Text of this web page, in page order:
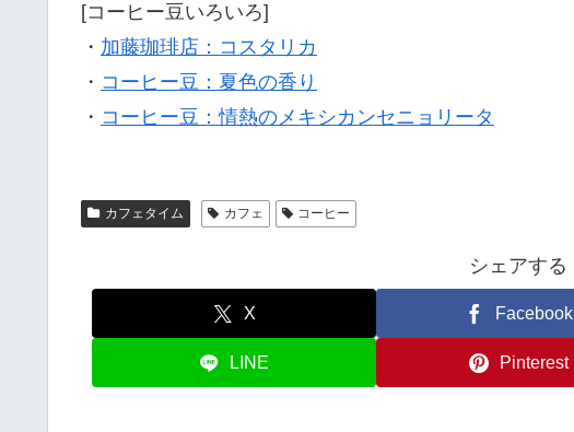
[コーヒー豆いろいろ]
・ 加藤珈琲店：コスタリカ
・ コーヒー豆：夏色の香り
・ コーヒー豆：情熱のメキシカンセニョリータ
カフェタイム カフェ コーヒー
シェアする
X Facebook
LINE Pinterest